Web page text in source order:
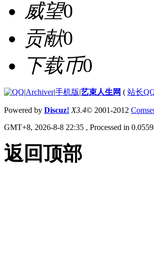
威望0
贡献0
下载币0
|Archiver|手机版|艺束人生网 ( 站长
Powered by Discuz! X3.4© 2001-2012
GMT+8, 2026-8-8 22:35 , Processed in
返回顶部